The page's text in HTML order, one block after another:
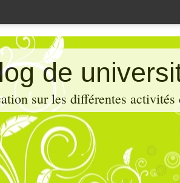
de
sur les différentes